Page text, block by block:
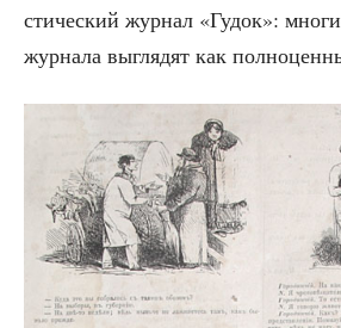
сти­че­ский жур­нал «Гудок»:
жур­на­ла выгля­дят как